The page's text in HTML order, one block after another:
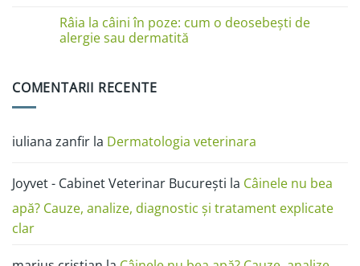
ciupercă,
alergii
și
câini
în
poze:
ciuperca
la
Test
anticorpi
pisică
Râia la câini în poze: cum o deosebești de
alergie sau dermatită
Râia
cum
o
alergie
sau
COMENTARII RECENTE
iuliana zanfir la Dermatologia veterinara
Joyvet - Cabinet Veterinar București la Câinele nu bea
apă? Cauze, analize, diagnostic și tratament explicate
clar